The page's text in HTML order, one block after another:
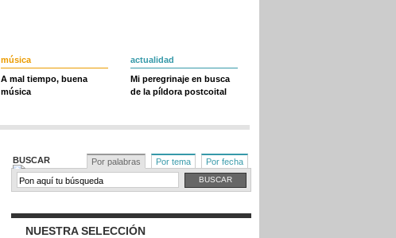
música
A mal tiempo, buena
música
actualidad
Mi peregrinaje en busca
de la píldora postcoital
BUSCAR Por palabras Por tema Por fecha
NUESTRA SELECCIÓN